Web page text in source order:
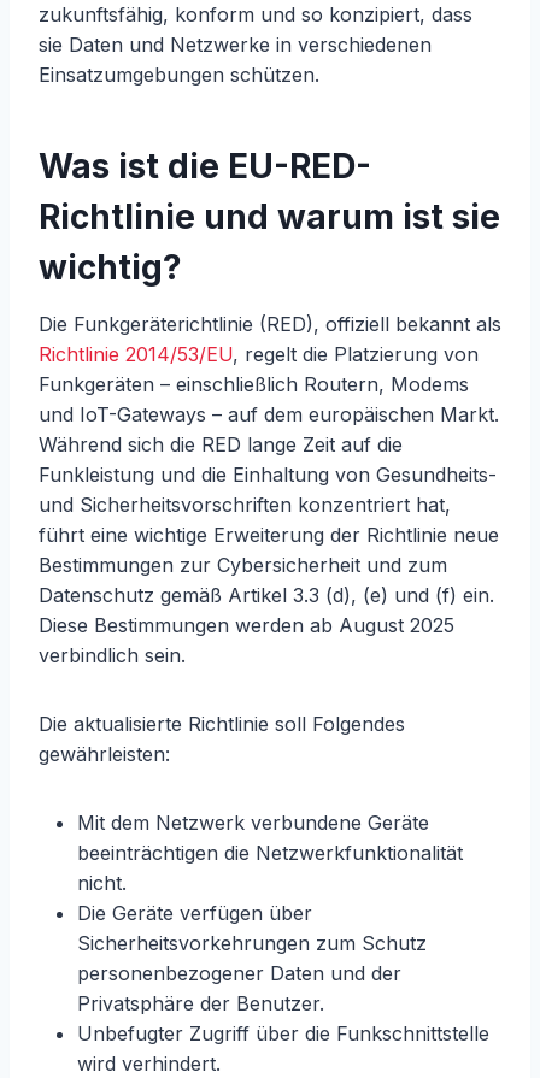
zukunftsfähig, konform und so konzipiert, dass
sie Daten und Netzwerke in verschiedenen
Einsatzumgebungen schützen.
Was ist die EU-RED-
Richtlinie und warum ist sie
wichtig?
Die Funkgeräterichtlinie (RED), offiziell bekannt als
Richtlinie 2014/53/EU, regelt die Platzierung von
Funkgeräten – einschließlich Routern, Modems
und IoT-Gateways – auf dem europäischen Markt.
Während sich die RED lange Zeit auf die
Funkleistung und die Einhaltung von Gesundheits-
und Sicherheitsvorschriften konzentriert hat,
führt eine wichtige Erweiterung der Richtlinie neue
Bestimmungen zur Cybersicherheit und zum
Datenschutz gemäß Artikel 3.3 (d), (e) und (f) ein.
Diese Bestimmungen werden ab August 2025
verbindlich sein.
Die aktualisierte Richtlinie soll Folgendes
gewährleisten:
Mit dem Netzwerk verbundene Geräte
beeinträchtigen die Netzwerkfunktionalität
nicht.
Die Geräte verfügen über
Sicherheitsvorkehrungen zum Schutz
personenbezogener Daten und der
Privatsphäre der Benutzer.
Unbefugter Zugriff über die Funkschnittstelle
wird verhindert.